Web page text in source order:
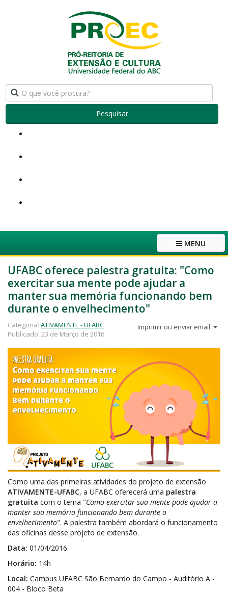
Pesquisar
MENU
UFABC oferece palestra gratuita: "Como
exercitar sua mente pode ajudar a
manter sua memória funcionando bem
durante o envelhecimento"
Imprimir ou enviar email
Categoria: ATIVAMENTE - UFABC
Publicado: 23 de Março de 2016
Como uma das primeiras atividades do projeto de extensão
ATIVAMENTE-UFABC, a UFABC oferecerá uma palestra
gratuita com o tema "Como exercitar sua mente pode ajudar a
manter sua memória funcionando bem durante o
envelhecimento". A palestra também abordará o funcionamento
das oficinas desse projeto de extensão.
Data: 01/04/2016
Horário: 14h
Local: Campus UFABC São Bernardo do Campo - Auditório A -
004 - Bloco Beta